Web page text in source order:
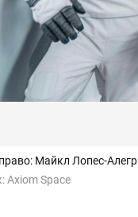
Майкл Лопес-
Axiom Space